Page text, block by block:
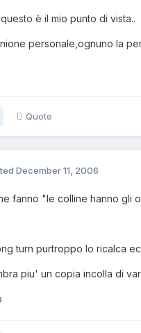
è il mio punto di vista..
personale,ognuno la
Quote
December 11, 2006
fanno "le colline hanno gli
turn purtroppo lo ricalca
piu' un copia incolla di